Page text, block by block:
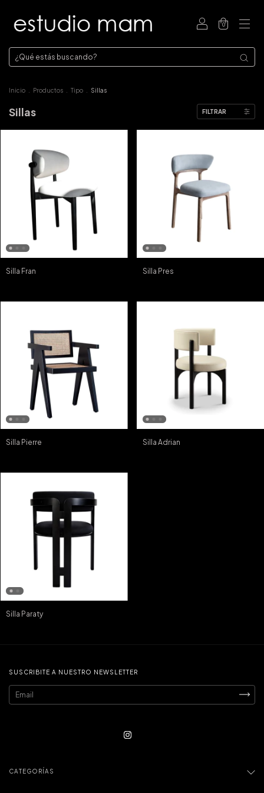
0
Inicio Productos Tipo Sillas
Sillas FILTRAR
Silla Fran Silla Pres
Silla Pierre Silla Adrian
Silla Paraty
SUSCRIBITE A NUESTRO NEWSLETTER
CATEGORÍAS